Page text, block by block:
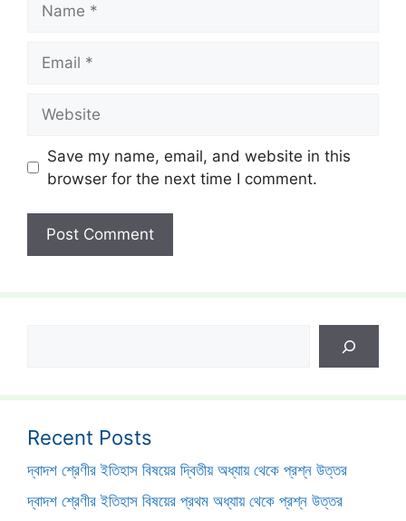
Save my name, email, and website in this
browser for the next time I comment.
Recent Posts
দ্বাদশ শ্রেণীর ইতিহাস বিষয়ের দ্বিতীয় অধ্যায় থেকে প্রশ্ন উত্তর
দ্বাদশ শ্রেণীর ইতিহাস বিষয়ের প্রথম অধ্যায় থেকে প্রশ্ন উত্তর